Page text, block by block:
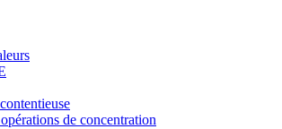
de concentration